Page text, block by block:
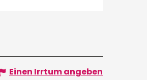
Einen Irrtum angeben